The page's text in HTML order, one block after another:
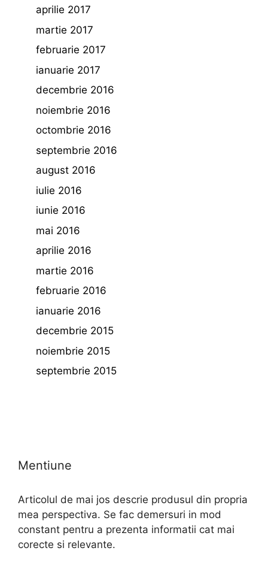
aprilie 2017
martie 2017
februarie 2017
ianuarie 2017
decembrie 2016
noiembrie 2016
octombrie 2016
septembrie 2016
august 2016
iulie 2016
iunie 2016
mai 2016
aprilie 2016
martie 2016
februarie 2016
ianuarie 2016
decembrie 2015
noiembrie 2015
septembrie 2015
Mentiune
Articolul de mai jos descrie produsul din propria
mea perspectiva. Se fac demersuri in mod
constant pentru a prezenta informatii cat mai
corecte si relevante.